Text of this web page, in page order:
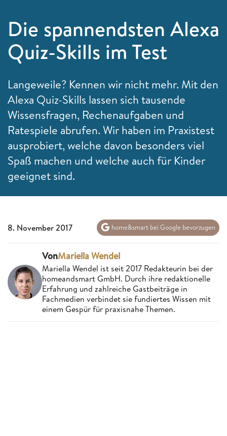
Die spannendsten Alexa
Quiz-Skills im Test
Langeweile? Kennen wir nicht mehr. Mit den
Alexa Quiz-Skills lassen sich tausende
Wissensfragen, Rechenaufgaben und
Ratespiele abrufen. Wir haben im Praxistest
ausprobiert, welche davon besonders viel
Spaß machen und welche auch für Kinder
geeignet sind.
8. November 2017 home&smart bei Google bevorzugen
VonMariella Wendel
Mariella Wendel ist seit 2017 Redakteurin bei der
homeandsmart GmbH. Durch ihre redaktionelle
Erfahrung und zahlreiche Gastbeiträge in
Fachmedien verbindet sie fundiertes Wissen mit
einem Gespür für praxisnahe Themen.